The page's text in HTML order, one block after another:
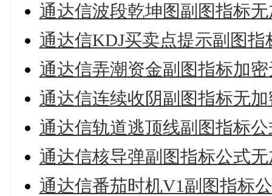
通达信波段乾坤图副图指标
通达信KDJ买卖点提示副图指
通达信弄潮资金副图指标加
通达信连续收阴副图指标无加
通达信轨道逃顶线副图指标
通达信核导弹副图指标公式
通达信番茄时机V1副图指标